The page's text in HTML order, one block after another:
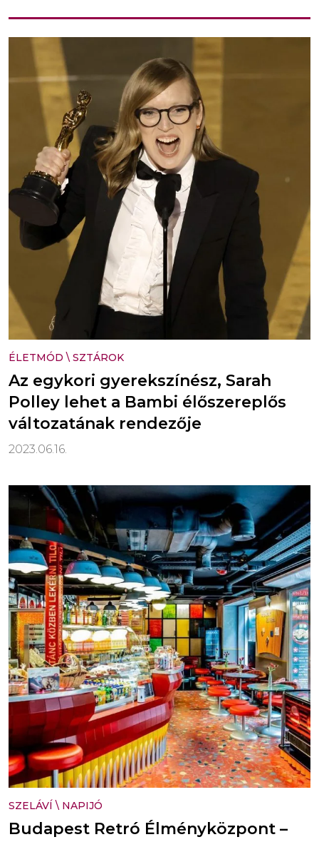
ÉLETMÓD \ SZTÁROK
Az egykori gyerekszínész, Sarah
Polley lehet a Bambi élőszereplős
változatának rendezője
2023.06.16.
SZELÁVÍ \ NAPIJÓ
Budapest Retró Élményközpont –